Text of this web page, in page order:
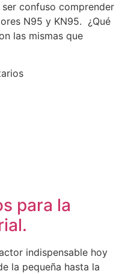
confuso comprender
N95 y KN95. ¿Qué
las mismas que
para la
indispensable hoy
la pequeña hasta la